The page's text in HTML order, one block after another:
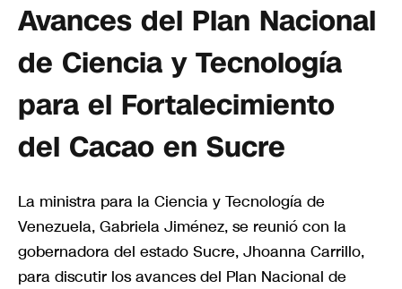
Avances del Plan Nacional
de Ciencia y Tecnología
para el Fortalecimiento
del Cacao en Sucre
La ministra para la Ciencia y Tecnología de
Venezuela, Gabriela Jiménez, se reunió con la
gobernadora del estado Sucre, Jhoanna Carrillo,
para discutir los avances del Plan Nacional de